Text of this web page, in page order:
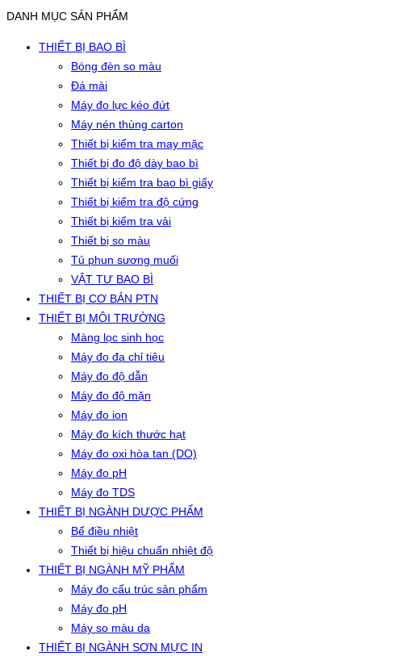
DANH MỤC SẢN PHẨM
THIẾT BỊ BAO BÌ
Bóng đèn so màu
Đá mài
Máy đo lực kéo đứt
Máy nén thùng carton
Thiết bị kiểm tra may mặc
Thiết bị đo độ dày bao bì
Thiết bị kiểm tra bao bì giấy
Thiết bị kiểm tra độ cứng
Thiết bị kiểm tra vải
Thiết bị so màu
Tủ phun sương muối
VẬT TƯ BAO BÌ
THIẾT BỊ CƠ BẢN PTN
THIẾT BỊ MÔI TRƯỜNG
Màng lọc sinh học
Máy đo đa chỉ tiêu
Máy đo độ dẫn
Máy đo độ mặn
Máy đo ion
Máy đo kích thước hạt
Máy đo oxi hòa tan (DO)
Máy đo pH
Máy đo TDS
THIẾT BỊ NGÀNH DƯỢC PHẨM
Bể điều nhiệt
Thiết bị hiệu chuẩn nhiệt độ
THIẾT BỊ NGÀNH MỸ PHẨM
Máy đo cấu trúc sản phẩm
Máy đo pH
Máy so màu da
THIẾT BỊ NGÀNH SƠN MỰC IN